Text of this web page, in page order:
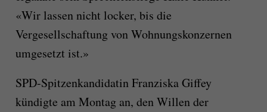
«Wir lassen nicht locker, bis die
Vergesellschaftung von Wohnungskonzernen
umgesetzt ist.»
SPD-Spitzenkandidatin Franziska Giffey
kündigte am Montag an, den Willen der